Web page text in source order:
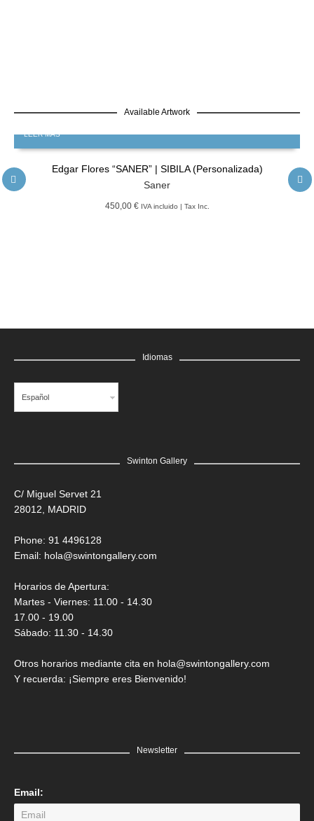
Available Artwork
LEER MÁS
Edgar Flores “SANER” | SIBILA (Personalizada)
Saner
450,00 € IVA incluido | Tax Inc.
GRATIS
LEER MÁS
Edgar Flores “SANER” | El rostro de todas las vidas
Idiomas
Español
Swinton Gallery
C/ Miguel Servet 21
28012, MADRID
Phone: 91 4496128
Email: hola@swintongallery.com
Horarios de Apertura:
Martes - Viernes: 11.00 - 14.30
17.00 - 19.00
Sábado: 11.30 - 14.30
Otros horarios mediante cita en hola@swintongallery.com
Y recuerda: ¡Siempre eres Bienvenido!
Newsletter
Email: